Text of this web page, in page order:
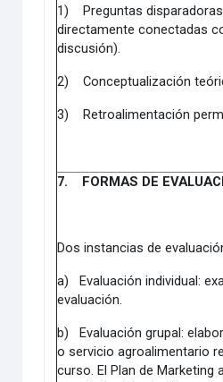
1)Preguntas
directamente conectadas
discusión).
2)Conceptualización
3)Retroalimentación
7. FORMAS DE
Dos instancias de
a)Evaluación individual:
evaluación.
b)Evaluación grupal:
o servicio agroalimentario
curso. El Plan de